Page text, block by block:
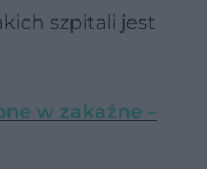
szpitali jest
w zakaźne –